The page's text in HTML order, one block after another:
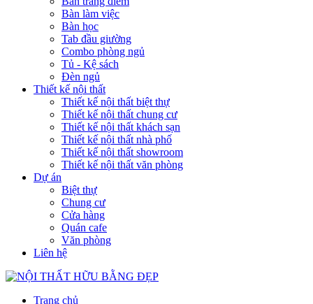
Bàn làm việc
Bàn học
Tab đầu giường
Combo phòng ngủ
Tủ - Kệ sách
Đèn ngủ
Thiết kế nội thất
Thiết kế nội thất biệt thự
Thiết kế nội thất chung cư
Thiết kế nội thất khách sạn
Thiết kế nội thất nhà phố
Thiết kế nội thất showroom
Thiết kế nội thất văn phòng
Dự án
Biệt thự
Chung cư
Cửa hàng
Quán cafe
Văn phòng
Liên hệ
Trang chủ